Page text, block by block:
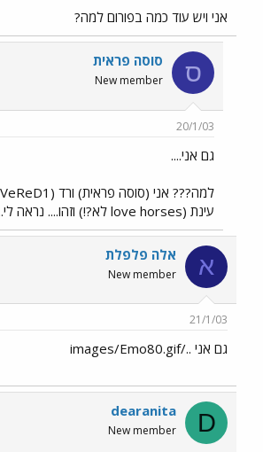
אני ויש עוד כמה בפורום למה?
ס סוסה פראית
New member
20/1/03
גם אני....
עינת (love horses לא?!) וזהו.... נראה לי...
א אלה פלפלת
New member
21/1/03
גם אני ../images/Emo80.gif
D
dearanita
New member